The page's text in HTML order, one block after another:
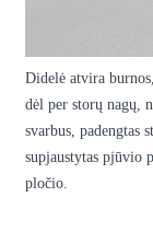
Didelė atvira
dėl per storų nagų,
svarbus, padengtas
supjaustytas pjūvio
pločio.